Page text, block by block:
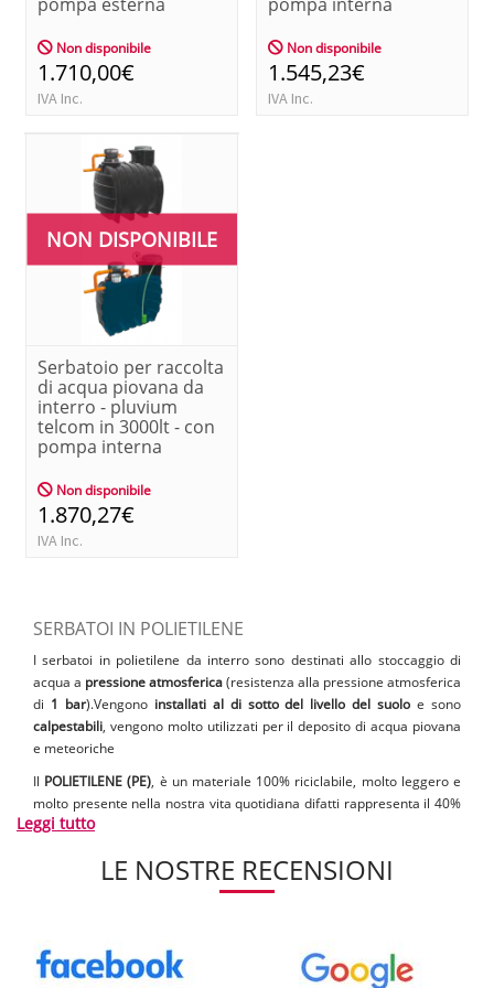
Non disponibile
1.710,00€
IVA Inc.
Non disponibile
1.545,23€
IVA Inc.
NON DISPONIBILE
Serbatoio per raccolta
di acqua piovana da
interro - pluvium
telcom in 3000lt - con
pompa interna
Non disponibile
1.870,27€
IVA Inc.
SERBATOI IN POLIETILENE
I serbatoi in polietilene da interro sono destinati allo stoccaggio di
acqua a pressione atmosferica(resistenza alla pressione atmosferica
di 1 bar).Vengono installati al di sotto del livello del suolo e sono
calpestabili, vengono molto utilizzati per il deposito di acqua piovana
e meteoriche
Il POLIETILENE (PE), è un materiale 100% riciclabile, molto leggero e
molto presente nella nostra vita quotidiana difatti rappresenta il 40%
del volume totale della produzione mondiale di plastiche.
Componente molto resistente agli agenti chimici, all’acqua, alle
soluzioni saline, alcool e benzina. Il Polietilene resta un’
alogeni. Articoli di grande affidabilità, prodotti con materiali che
contrastano i problemi di corrosione ed ossidazione, inoltre
Leggi tutto
LE NOSTRE RECENSIONI